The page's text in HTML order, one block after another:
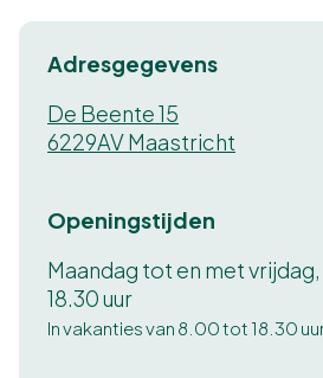
Adresgegevens
De Beente 15
6229AV Maastricht
Openingstijden
Maandag tot en met
18.30 uur
In vakanties van 8.00 tot 18.30